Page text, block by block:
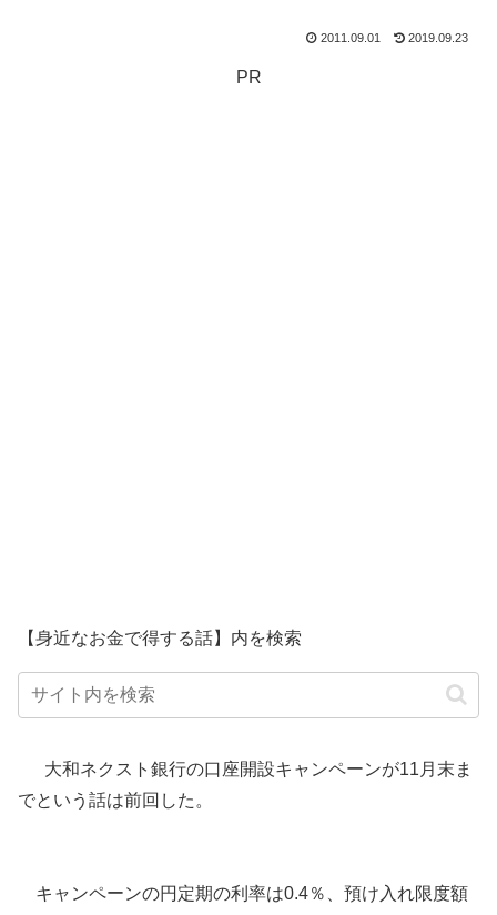
2011.09.01 2019.09.23
PR
【身近なお金で得する話】内を検索
大和ネクスト銀行の口座開設キャンペーンが11月末ま
でという話は前回した。
キャンペーンの円定期の利率は0.4％、預け入れ限度額